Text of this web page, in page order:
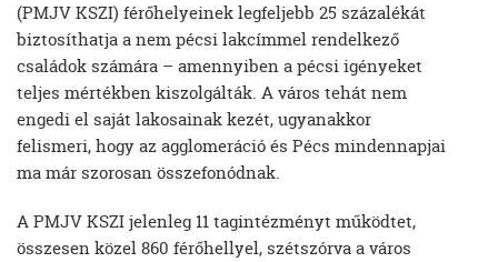
(PMJV KSZI) férőhelyeinek legfeljebb 25 százalékát
biztosíthatja a nem pécsi lakcímmel rendelkező
családok számára – amennyiben a pécsi igényeket
teljes mértékben kiszolgálták. A város tehát nem
engedi el saját lakosainak kezét, ugyanakkor
felismeri, hogy az agglomeráció és Pécs mindennapjai
ma már szorosan összefonódnak.
A PMJV KSZI jelenleg 11 tagintézményt működtet,
összesen közel 860 férőhellyel, szétszórva a város